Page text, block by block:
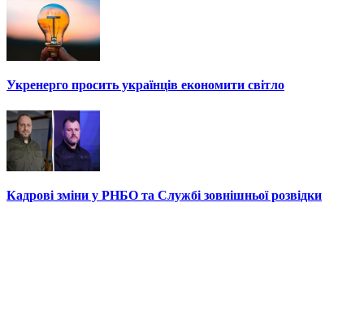
Укренерго просить українців економити світло
Кадрові зміни у РНБО та Службі зовнішньої розвідки